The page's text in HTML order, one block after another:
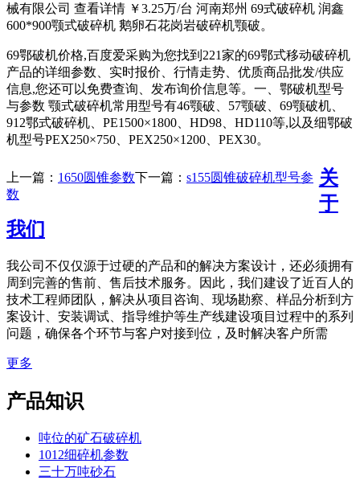
械有限公司 查看详情 ￥3.25万/台 河南郑州 69式破碎机 润鑫
600*900颚式破碎机 鹅卵石花岗岩破碎机颚破。
69鄂破机价格,百度爱采购为您找到221家的69鄂式移动破碎机
产品的详细参数、实时报价、行情走势、优质商品批发/供应
信息,您还可以免费查询、发布询价信息等。一、鄂破机型号
与参数 颚式破碎机常用型号有46颚破、57颚破、69颚破机、
912鄂式破碎机、PE1500×1800、HD98、HD110等,以及细鄂破
机型号PEX250×750、PEX250×1200、PEX30。
上一篇： 1650圆锥参数下一篇： s155圆锥破碎机型号参
数
关
于
我们
我公司不仅仅源于过硬的产品和的解决方案设计，还必须拥有
周到完善的售前、售后技术服务。因此，我们建设了近百人的
技术工程师团队，解决从项目咨询、现场勘察、样品分析到方
案设计、安装调试、指导维护等生产线建设项目过程中的系列
问题，确保各个环节与客户对接到位，及时解决客户所需
更多
产品知识
吨位的矿石破碎机
1012细碎机参数
三十万吨砂石